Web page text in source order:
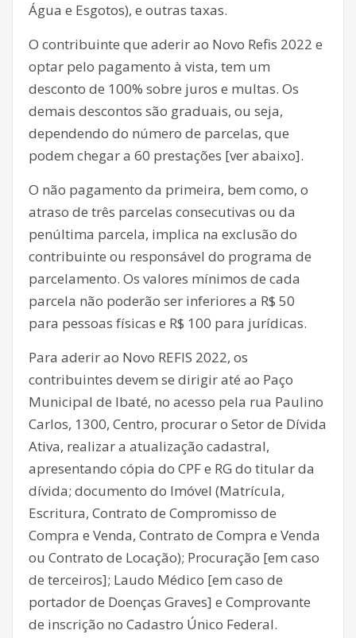
Água e Esgotos), e outras taxas.
O contribuinte que aderir ao Novo Refis 2022 e
optar pelo pagamento à vista, tem um
desconto de 100% sobre juros e multas. Os
demais descontos são graduais, ou seja,
dependendo do número de parcelas, que
podem chegar a 60 prestações [ver abaixo].
O não pagamento da primeira, bem como, o
atraso de três parcelas consecutivas ou da
penúltima parcela, implica na exclusão do
contribuinte ou responsável do programa de
parcelamento. Os valores mínimos de cada
parcela não poderão ser inferiores a R$ 50
para pessoas físicas e R$ 100 para jurídicas.
Para aderir ao Novo REFIS 2022, os
contribuintes devem se dirigir até ao Paço
Municipal de Ibaté, no acesso pela rua Paulino
Carlos, 1300, Centro, procurar o Setor de Dívida
Ativa, realizar a atualização cadastral,
apresentando cópia do CPF e RG do titular da
dívida; documento do Imóvel (Matrícula,
Escritura, Contrato de Compromisso de
Compra e Venda, Contrato de Compra e Venda
ou Contrato de Locação); Procuração [em caso
de terceiros]; Laudo Médico [em caso de
portador de Doenças Graves] e Comprovante
de inscrição no Cadastro Único Federal.